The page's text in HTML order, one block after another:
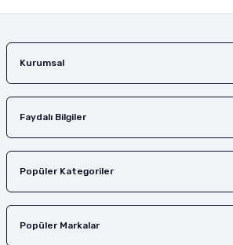
Kurumsal
Faydalı Bilgiler
Popüler Kategoriler
Popüler Markalar